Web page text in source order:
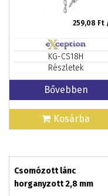
259,08 Ft
KG-CS18H
Részletek
Bővebben
Kosárba
Csomózott lánc
horganyzott 2,8 mm